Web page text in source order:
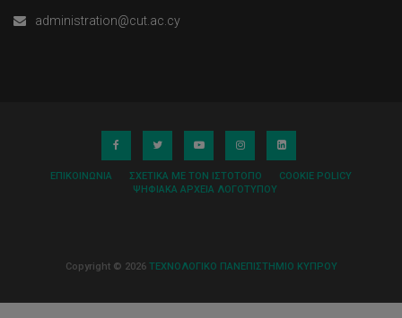
administration@cut.ac.cy
ΕΠΙΚΟΙΝΩΝΊΑ ΣΧΕΤΙΚΆ ΜΕ ΤΟΝ ΙΣΤΌΤΟΠΟ
COOKIE POLICY
ΨΗΦΙΑΚΆ ΑΡΧΕΊΑ ΛΟΓΌΤΥΠΟΥ
Copyright © 2026 ΤΕΧΝΟΛΟΓΙΚΟ ΠΑΝΕΠΙΣΤΗΜΙΟ ΚΥΠΡΟΥ